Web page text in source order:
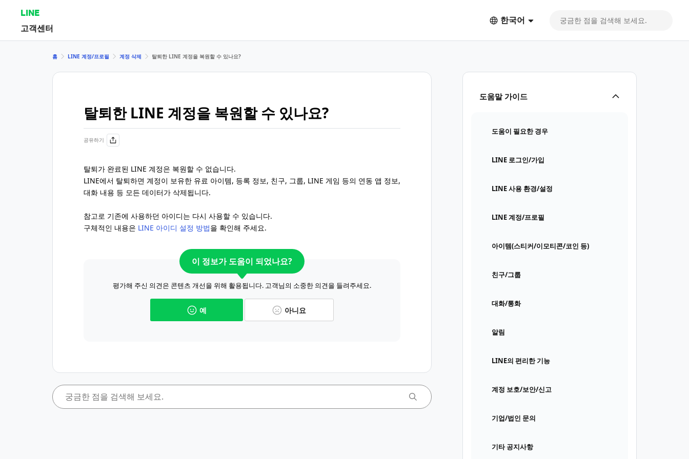
LINE
고객센터
한국어
도움말 가이드
도움이 필요한 경우
LINE 로그인/가입
LINE 사용 환경/설정
LINE 계정/프로필
아이템(스티커/이모티콘/코인 등)
친구/그룹
대화/통화
알림
LINE의 편리한 기능
계정 보호/보안/신고
기업/법인 문의
기타 공지사항
홈 LINE 계정/프로필 계정 삭제 탈퇴한 LINE 계정을 복원할 수 있나요?
탈퇴한 LINE 계정을 복원할 수 있나요?
공유하기
탈퇴가 완료된 LINE 계정은 복원할 수 없습니다.
LINE에서 탈퇴하면 계정이 보유한 유료 아이템, 등록 정보, 친구, 그룹, LINE 게임 등의 연동 앱 정보,
대화 내용 등 모든 데이터가 삭제됩니다.
참고로 기존에 사용하던 아이디는 다시 사용할 수 있습니다.
구체적인 내용은 LINE 아이디 설정 방법을 확인해 주세요.
이 정보가 도움이 되었나요?
평가해 주신 의견은 콘텐츠 개선을 위해 활용됩니다. 고객님의 소중한 의견을 들려주세요.
예 아니요